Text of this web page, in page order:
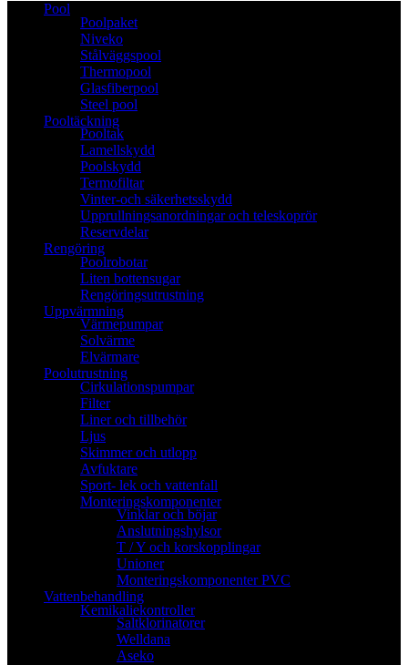
Pool
Poolpaket
Niveko
Stålväggspool
Thermopool
Glasfiberpool
Steel pool
Pooltäckning
Pooltak
Lamellskydd
Poolskydd
Termofiltar
Vinter-och säkerhetsskydd
Upprullningsanordningar och teleskoprör
Reservdelar
Rengöring
Poolrobotar
Liten bottensugar
Rengöringsutrustning
Uppvärmning
Värmepumpar
Solvärme
Elvärmare
Poolutrustning
Cirkulationspumpar
Filter
Liner och tillbehör
Ljus
Skimmer och utlopp
Avfuktare
Sport- lek och vattenfall
Monteringskomponenter
Vinklar och böjar
Anslutningshylsor
T / Y och korskopplingar
Unioner
Monteringskomponenter PVC
Vattenbehandling
Kemikaliekontroller
Saltklorinatorer
Welldana
Aseko